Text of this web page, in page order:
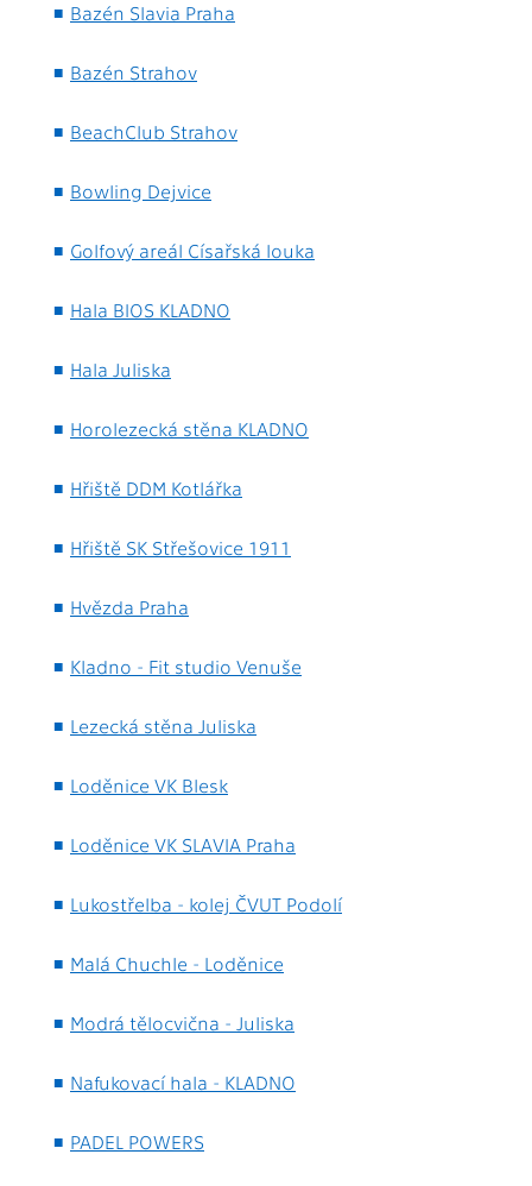
Bazén Slavia Praha
Bazén Strahov
BeachClub Strahov
Bowling Dejvice
Golfový areál Císařská louka
Hala BIOS KLADNO
Hala Juliska
Horolezecká stěna KLADNO
Hřiště DDM Kotlářka
Hřiště SK Střešovice 1911
Hvězda Praha
Kladno - Fit studio Venuše
Lezecká stěna Juliska
Loděnice VK Blesk
Loděnice VK SLAVIA Praha
Lukostřelba - kolej ČVUT Podolí
Malá Chuchle - Loděnice
Modrá tělocvična - Juliska
Nafukovací hala - KLADNO
PADEL POWERS